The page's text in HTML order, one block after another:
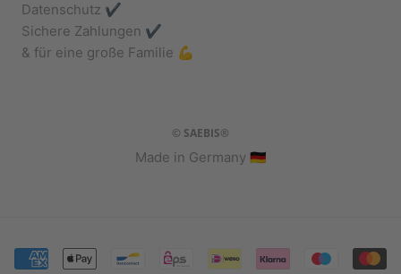
Datenschutz ✔️
Sichere Zahlungen ✔️
& für eine große Familie 💪
© SAEBIS®
Made in Germany 🇩🇪